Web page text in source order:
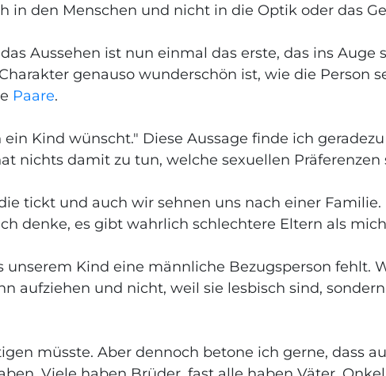
in den Menschen und nicht in die Optik oder das
Aussehen ist nun einmal das erste, das ins
genauso wunderschön ist, wie die Person
Paare.
Kind wünscht." Diese Aussage finde ich
nichts damit zu tun, welche sexuellen Präferenzen
tickt und auch wir sehnen uns nach einer
denke, es gibt wahrlich schlechtere Eltern als
unserem Kind eine männliche Bezugsperson fehlt.
aufziehen und nicht, weil sie lesbisch sind,
müsste. Aber dennoch betone ich gerne, dass